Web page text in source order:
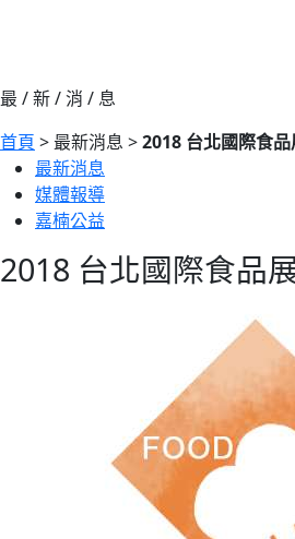
最 / 新 / 消 / 息
首頁 > 最新消息 >2018 台北國際食品
最新消息
媒體報導
嘉楠公益
2018 台北國際食品